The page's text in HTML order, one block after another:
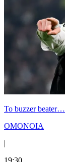
Το buzzer beater…
ΟΜΟΝΟΙΑ
|
19:30